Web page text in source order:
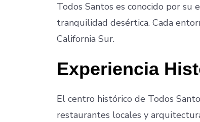
Todos Santos es conocido por
tranquilidad desértica. Cada
California Sur.
Experiencia
El centro histórico de Todos
restaurantes locales y